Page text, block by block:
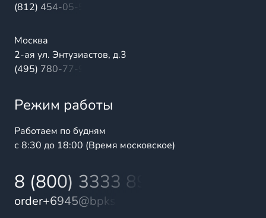
(812) 454-05-54
Москва
2-ая ул. Энтузиастов, д.3
(495) 780-77-98
Режим работы
Работаем по будням
с 8:30 до 18:00 (Время московское)
8 (800) 3333 899
order+6945@bpks.ru